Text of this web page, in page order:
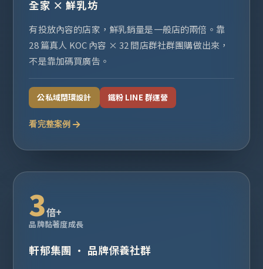
全家 × 鮮乳坊
有投放內容的店家，鮮乳銷量是一般店的兩倍。靠
28 篇真人 KOC 內容 × 32 間店群社群團購做出來，
不是靠加碼買廣告。
公私域閉環設計 鐵粉 LINE 群運營
看完整案例
3倍+
品牌黏著度成長
軒郁集團 · 品牌保養社群